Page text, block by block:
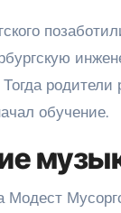
обучение.
Модест